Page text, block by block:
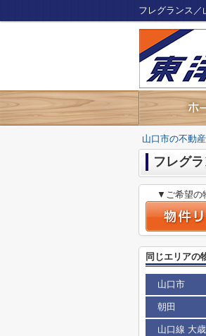
フレグランス／
山口市の不動
フレグ
▼ご希望の
同じエリアの
山口市
朝田
山口線 大歳